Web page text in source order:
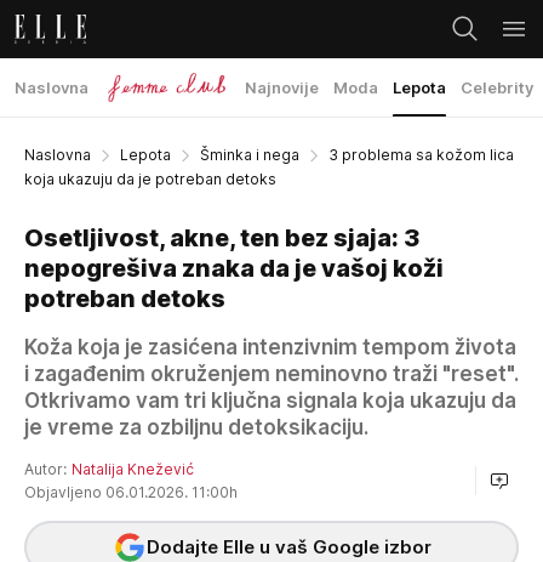
Naslovna Najnovije Moda Lepota Celebrity
Naslovna Lepota Šminka i nega
3 problema sa kožom lica
koja ukazuju da je potreban detoks
Osetljivost, akne, ten bez sjaja: 3
nepogrešiva znaka da je vašoj koži
potreban detoks
Koža koja je zasićena intenzivnim tempom života
i zagađenim okruženjem neminovno traži "reset".
Otkrivamo vam tri ključna signala koja ukazuju da
je vreme za ozbiljnu detoksikaciju.
Autor: Natalija Knežević
Objavljeno 06.01.2026. 11:00h
Dodajte Elle u vaš Google izbor